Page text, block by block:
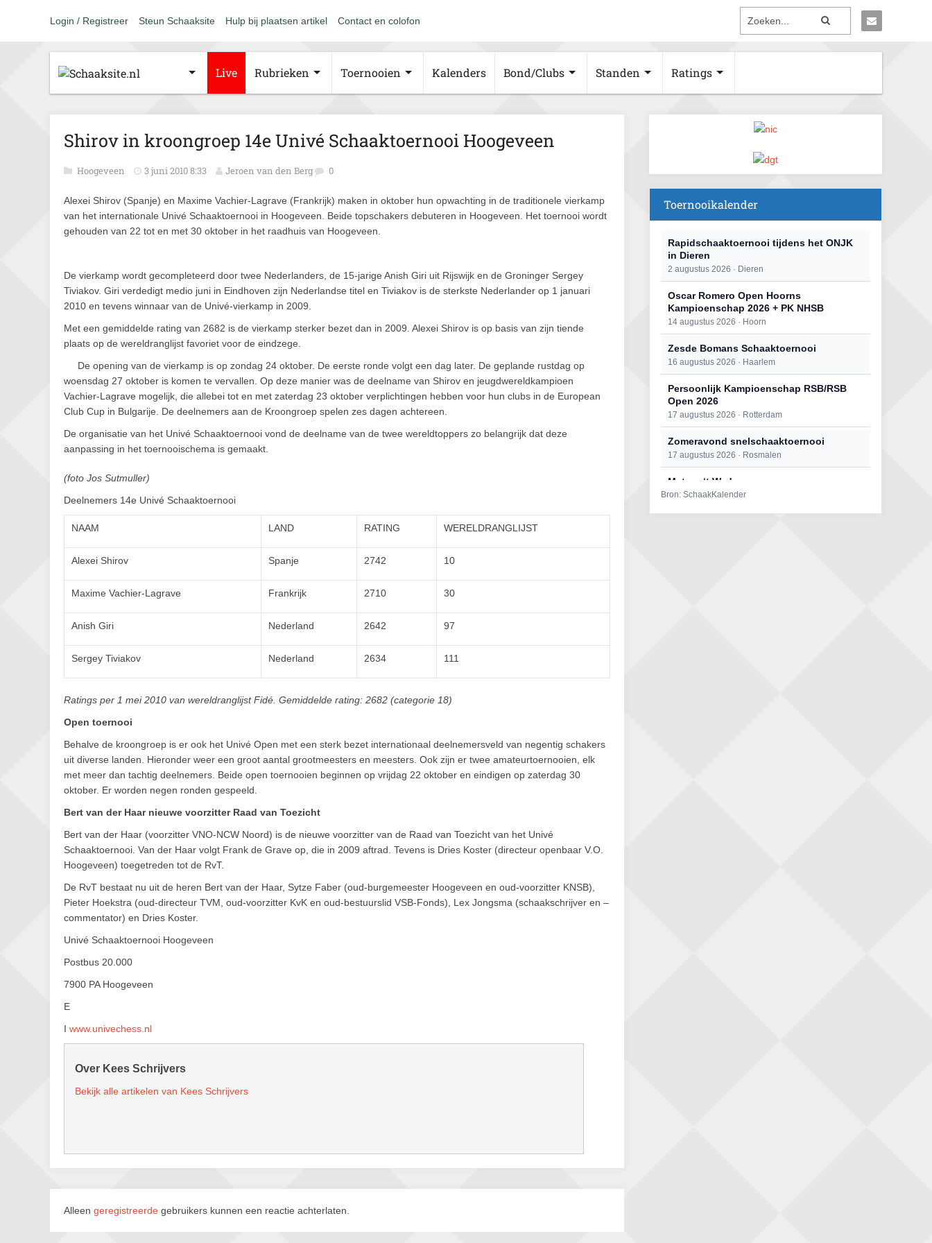
Login / Registreer Steun Schaaksite Hulp bij plaatsen artikel Contact en colofon
Live Rubrieken Toernooien Kalenders Bond/Clubs Standen Ratings
Shirov in kroongroep 14e Univé Schaaktoernooi Hoogeveen
Hoogeveen 3 juni 2010 8:33 Jeroen van den Berg 0
Alexei Shirov (Spanje) en Maxime Vachier-Lagrave (Frankrijk) maken in oktober hun opwachting in de traditionele vierkamp
van het internationale Univé Schaaktoernooi in Hoogeveen. Beide topschakers debuteren in Hoogeveen. Het toernooi wordt
gehouden van 22 tot en met 30 oktober in het raadhuis van Hoogeveen.
De vierkamp wordt gecompleteerd door twee Nederlanders, de 15-jarige Anish Giri uit Rijswijk en de Groninger Sergey
Tiviakov. Giri verdedigt medio juni in Eindhoven zijn Nederlandse titel en Tiviakov is de sterkste Nederlander op 1 januari
2010 en tevens winnaar van de Univé-vierkamp in 2009.
Met een gemiddelde rating van 2682 is de vierkamp sterker bezet dan in 2009. Alexei Shirov is op basis van zijn tiende
plaats op de wereldranglijst favoriet voor de eindzege.
De opening van de vierkamp is op zondag 24 oktober. De eerste ronde volgt een dag later. De geplande rustdag op
woensdag 27 oktober is komen te vervallen. Op deze manier was de deelname van Shirov en jeugdwereldkampioen
Vachier-Lagrave mogelijk, die allebei tot en met zaterdag 23 oktober verplichtingen hebben voor hun clubs in de European
Club Cup in Bulgarije. De deelnemers aan de Kroongroep spelen zes dagen achtereen.
De organisatie van het Univé Schaaktoernooi vond de deelname van de twee wereldtoppers zo belangrijk dat deze
aanpassing in het toernooischema is gemaakt.
(foto Jos Sutmuller)
Deelnemers 14e Univé Schaaktoernooi
NAAM LAND RATING WERELDRANGLIJST
Alexei Shirov Spanje 2742 10
Maxime Vachier-Lagrave Frankrijk 2710 30
Anish Giri Nederland 2642 97
Sergey Tiviakov Nederland 2634 111
Ratings per 1 mei 2010 van wereldranglijst Fidé. Gemiddelde rating: 2682 (categorie 18)
Open toernooi
Behalve de kroongroep is er ook het Univé Open met een sterk bezet internationaal deelnemersveld van negentig schakers
uit diverse landen. Hieronder weer een groot aantal grootmeesters en meesters. Ook zijn er twee amateurtoernooien, elk
met meer dan tachtig deelnemers. Beide open toernooien beginnen op vrijdag 22 oktober en eindigen op zaterdag 30
oktober. Er worden negen ronden gespeeld.
Bert van der Haar nieuwe voorzitter Raad van Toezicht
Bert van der Haar (voorzitter VNO-NCW Noord) is de nieuwe voorzitter van de Raad van Toezicht van het Univé
Schaaktoernooi. Van der Haar volgt Frank de Grave op, die in 2009 aftrad. Tevens is Dries Koster (directeur openbaar V.O.
Hoogeveen) toegetreden tot de RvT.
De RvT bestaat nu uit de heren Bert van der Haar, Sytze Faber (oud-burgemeester Hoogeveen en oud-voorzitter KNSB),
Pieter Hoekstra (oud-directeur TVM, oud-voorzitter KvK en oud-bestuurslid VSB-Fonds), Lex Jongsma (schaakschrijver en –
commentator) en Dries Koster.
Univé Schaaktoernooi Hoogeveen
Postbus 20.000
7900 PA Hoogeveen
E
I www.univechess.nl
Over Kees Schrijvers
Bekijk alle artikelen van Kees Schrijvers
Alleen geregistreerde gebruikers kunnen een reactie achterlaten.
Toernooikalender
Rapidschaaktoernooi tijdens het ONJK
in Dieren
2 augustus 2026 · Dieren
Oscar Romero Open Hoorns
Kampioenschap 2026 + PK NHSB
14 augustus 2026 · Hoorn
Zesde Bomans Schaaktoernooi
16 augustus 2026 · Haarlem
Persoonlijk Kampioenschap RSB/RSB
Open 2026
17 augustus 2026 · Rotterdam
Zomeravond snelschaaktoernooi
17 augustus 2026 · Rosmalen
Mat op ‘t Wad
22 augustus 2026 · Den Burg, Texel
Bron: SchaakKalender